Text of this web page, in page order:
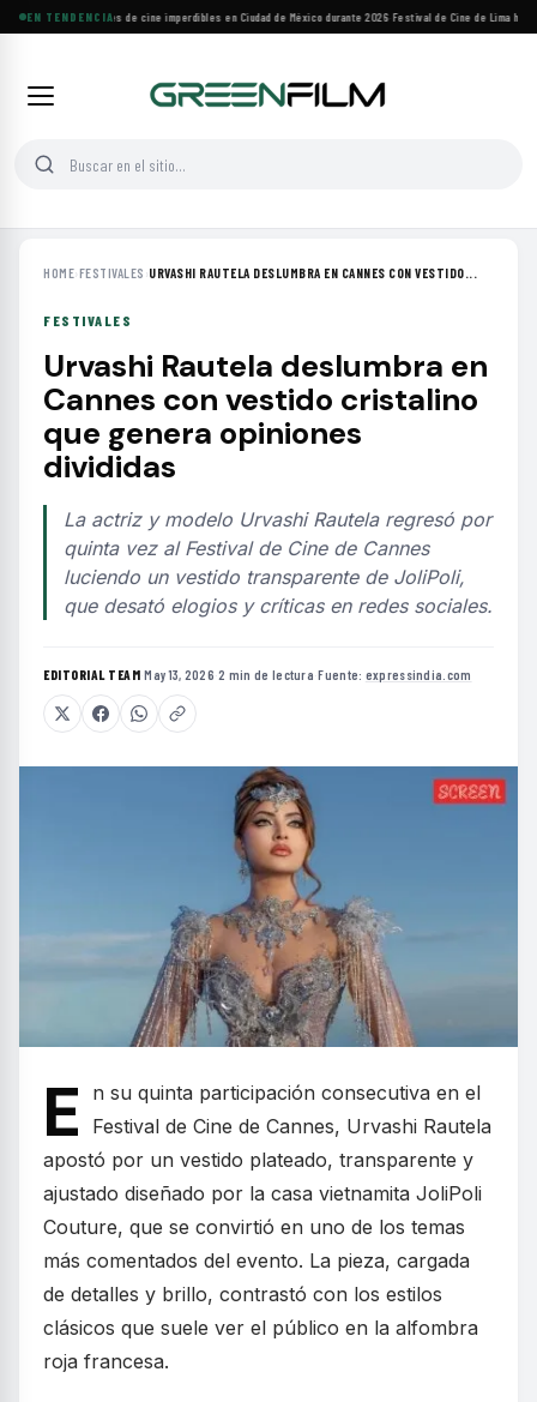
EN TENDENCIA
Cuatro festivales de cine imperdibles en Ciudad de México durante 2026·Festival de Cine de Lima
HOME›FESTIVALES ›URVASHI RAUTELA DESLUMBRA EN CANNES CON VESTIDO...
FESTIVALES
Urvashi Rautela deslumbra en
Cannes con vestido cristalino
que genera opiniones
divididas
La actriz y modelo Urvashi Rautela regresó por
quinta vez al Festival de Cine de Cannes
luciendo un vestido transparente de JoliPoli,
que desató elogios y críticas en redes sociales.
EDITORIAL TEAM·May 13, 2026·2 min de lectura·Fuente: expressindia.com
E
n su quinta participación consecutiva en el
Festival de Cine de Cannes, Urvashi Rautela
apostó por un vestido plateado, transparente y
ajustado diseñado por la casa vietnamita JoliPoli
Couture, que se convirtió en uno de los temas
más comentados del evento. La pieza, cargada
de detalles y brillo, contrastó con los estilos
clásicos que suele ver el público en la alfombra
roja francesa.